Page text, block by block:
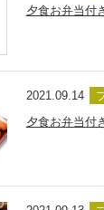
夕食お弁当付
2021.09.14
夕食お弁当付